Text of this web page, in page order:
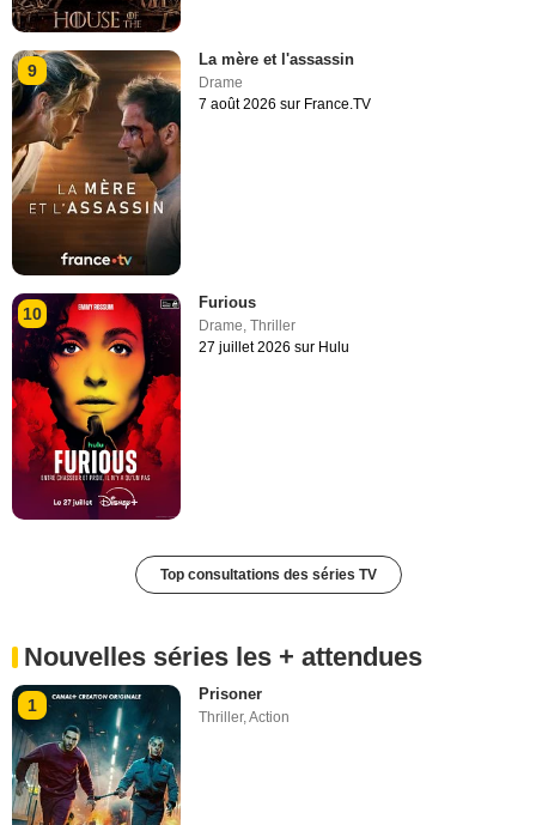
9
La mère et l'assassin
Drame
7 août 2026 sur France.TV
10
Furious
Drame,Thriller
27 juillet 2026 sur Hulu
Top consultations des séries TV
Nouvelles séries les + attendues
1
Prisoner
Thriller,Action